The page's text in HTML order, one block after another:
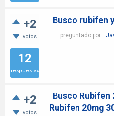
+2
votos
12
respuestas
Busco rubifen
preguntado por
+2
votos
Busco Rubifen
Rubifen 20mg